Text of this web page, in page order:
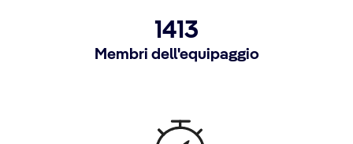
1413
Membri dell'equipaggio